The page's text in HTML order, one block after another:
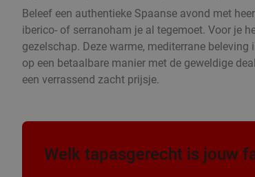
Beleef een authentieke Spaanse avond met
iberico- of serranoham je al tegemoet. Voor je
gezelschap. Deze warme, mediterrane
op een betaalbare manier met de geweldige
een verrassend zacht prijsje.
Welk tapasgerecht is jouw